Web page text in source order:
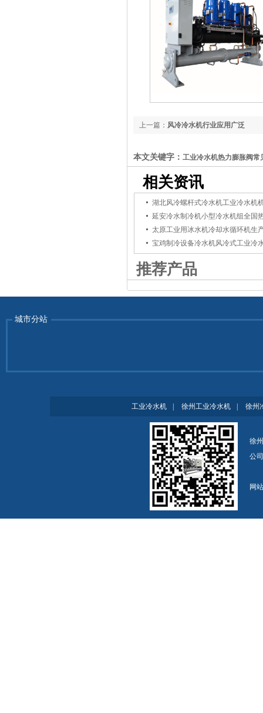
上一篇： 风冷冷水机行业应用广泛
本文关键字： 工业冷水机热力膨胀阀常
相关资讯
湖北风冷螺杆式冷水机工业冷水机
延安冷水制冷机小型冷水机组全国
太原工业用冰水机冷却水循环机生
宝鸡制冷设备冷水机风冷式工业冷
推荐产品
城市分站
工业冷水机 徐州工业冷水机 徐州
徐
公
网